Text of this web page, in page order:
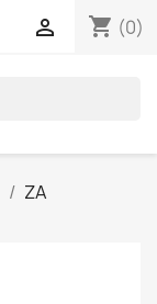
shopping_cart (0)

ZA